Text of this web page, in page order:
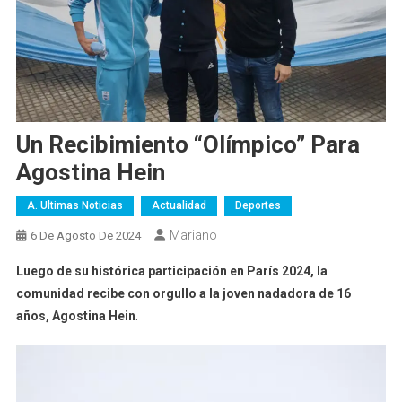
Un Recibimiento “olímpico” Para
Agostina Hein
A. Ultimas Noticias Actualidad Deportes
6 De Agosto De 2024 Mariano
Luego de su histórica participación en París 2024, la
comunidad recibe con orgullo a la joven nadadora de 16
años, Agostina Hein